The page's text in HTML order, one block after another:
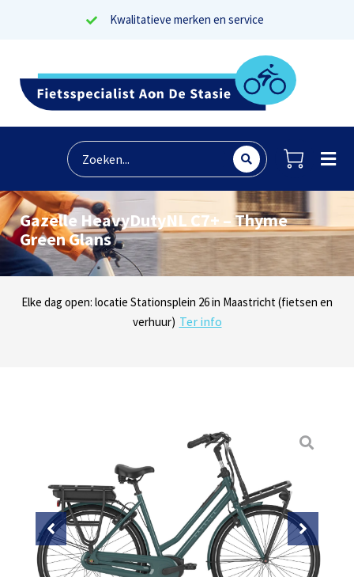
Kwalitatieve merken en service
Gazelle HeavyDutyNL C7+ – Thyme
Green Glans
Dinsdag t/m zaterdag geopen: locaties Sphinxlunet 1 in Maastricht
(e-bikes) en Maaseikersteenweg 183 in Lanaken (fietsen en e-
Elke dag open: locatie Stationsplein 26 in Maastricht (fietsen en
verhuur) Ter info
Onze missie? Tevreden klanten! Lees reviews